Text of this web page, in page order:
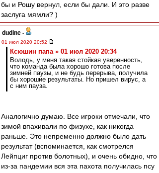
бы и Рошу вернул, если бы дали. И это разве
заслуга мямли? )
dudine -
01 июл 2020 20:52
Ксюшин папа » 01 июл 2020 20:34
Володь, у меня такая стойкая уверенность,
что команда была хорошо готова после
зимней паузы, и не будь перерыва, получила
бы хорошие результаты. Но пришел вирус, а
с ним пауза.
Аналогично думаю. Все игроки отмечали, что
зимой впахивали по физухе, как никогда
раньше. Это непременно должно было дать
результат (вспоминается, как смотрелся
Лейпциг против болотных), и очень обидно, что
из-за пандемии вся эта пахота получилась псу